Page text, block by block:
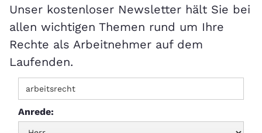
Unser kostenloser Newsletter hält Sie bei
allen wichtigen Themen rund um Ihre
Rechte als Arbeitnehmer auf dem
Laufenden.
Anrede: